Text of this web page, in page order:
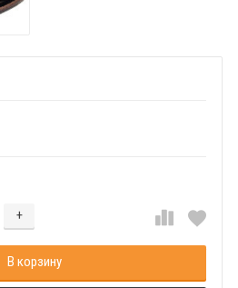
+
Добавляется...
В корзину
Добавлен